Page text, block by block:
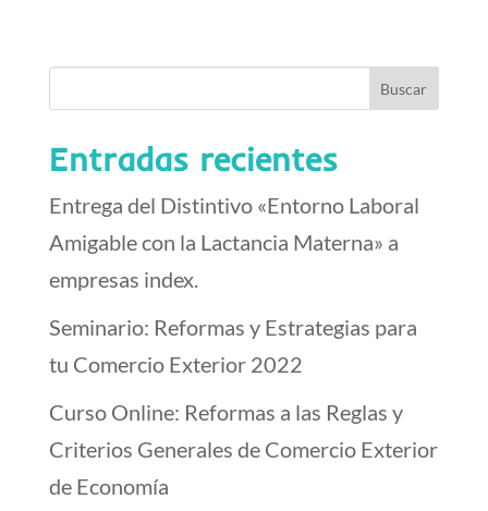
Entradas recientes
Entrega del Distintivo «Entorno Laboral
Amigable con la Lactancia Materna» a
empresas index.
Seminario: Reformas y Estrategias para
tu Comercio Exterior 2022
Curso Online: Reformas a las Reglas y
Criterios Generales de Comercio Exterior
de Economía